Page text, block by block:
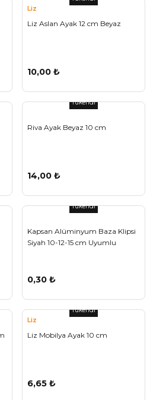
Liz
Liz Aslan Ayak 12 cm Beyaz
10,00 ₺
Tükendi
Riva Ayak Beyaz 10 cm
14,00 ₺
Tükendi
Kapsan Alüminyum Baza Klipsi
Siyah 10-12-15 cm Uyumlu
0,30 ₺
Tükendi
Liz
Liz Mobilya Ayak 10 cm
6,65 ₺